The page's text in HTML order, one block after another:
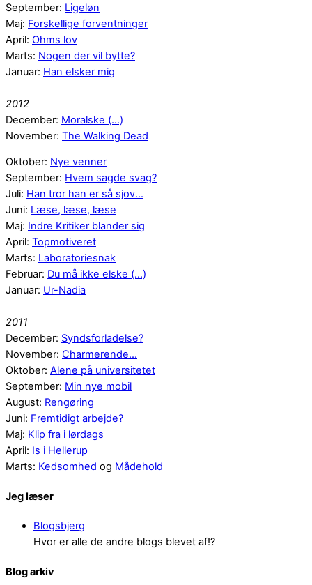
September: Ligeløn
Maj: Forskellige forventninger
April: Ohms lov
Marts: Nogen der vil bytte?
Januar: Han elsker mig
2012
December: Moralske (...)
November: The Walking Dead
Oktober: Nye venner
September: Hvem sagde svag?
Juli: Han tror han er så sjov...
Juni: Læse, læse, læse
Maj: Indre Kritiker blander sig
April: Topmotiveret
Marts: Laboratoriesnak
Februar: Du må ikke elske (...)
Januar: Ur-Nadia
2011
December: Syndsforladelse?
November: Charmerende...
Oktober: Alene på universitetet
September: Min nye mobil
August: Rengøring
Juni: Fremtidigt arbejde?
Maj: Klip fra i lørdags
April: Is i Hellerup
Marts: Kedsomhed og Mådehold
Jeg læser
Blogsbjerg
Hvor er alle de andre blogs blevet af!?
Blog arkiv